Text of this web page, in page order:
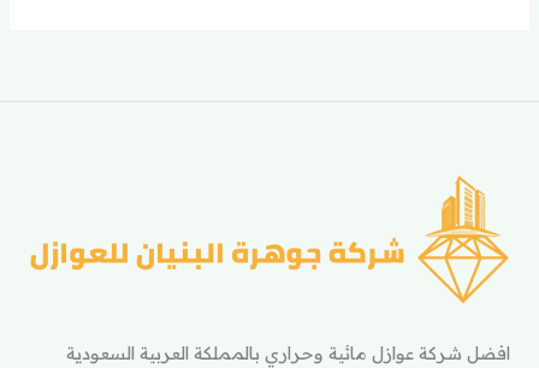
افضل شركة عوازل مائية وحراري بالمملكة العربية السعودية